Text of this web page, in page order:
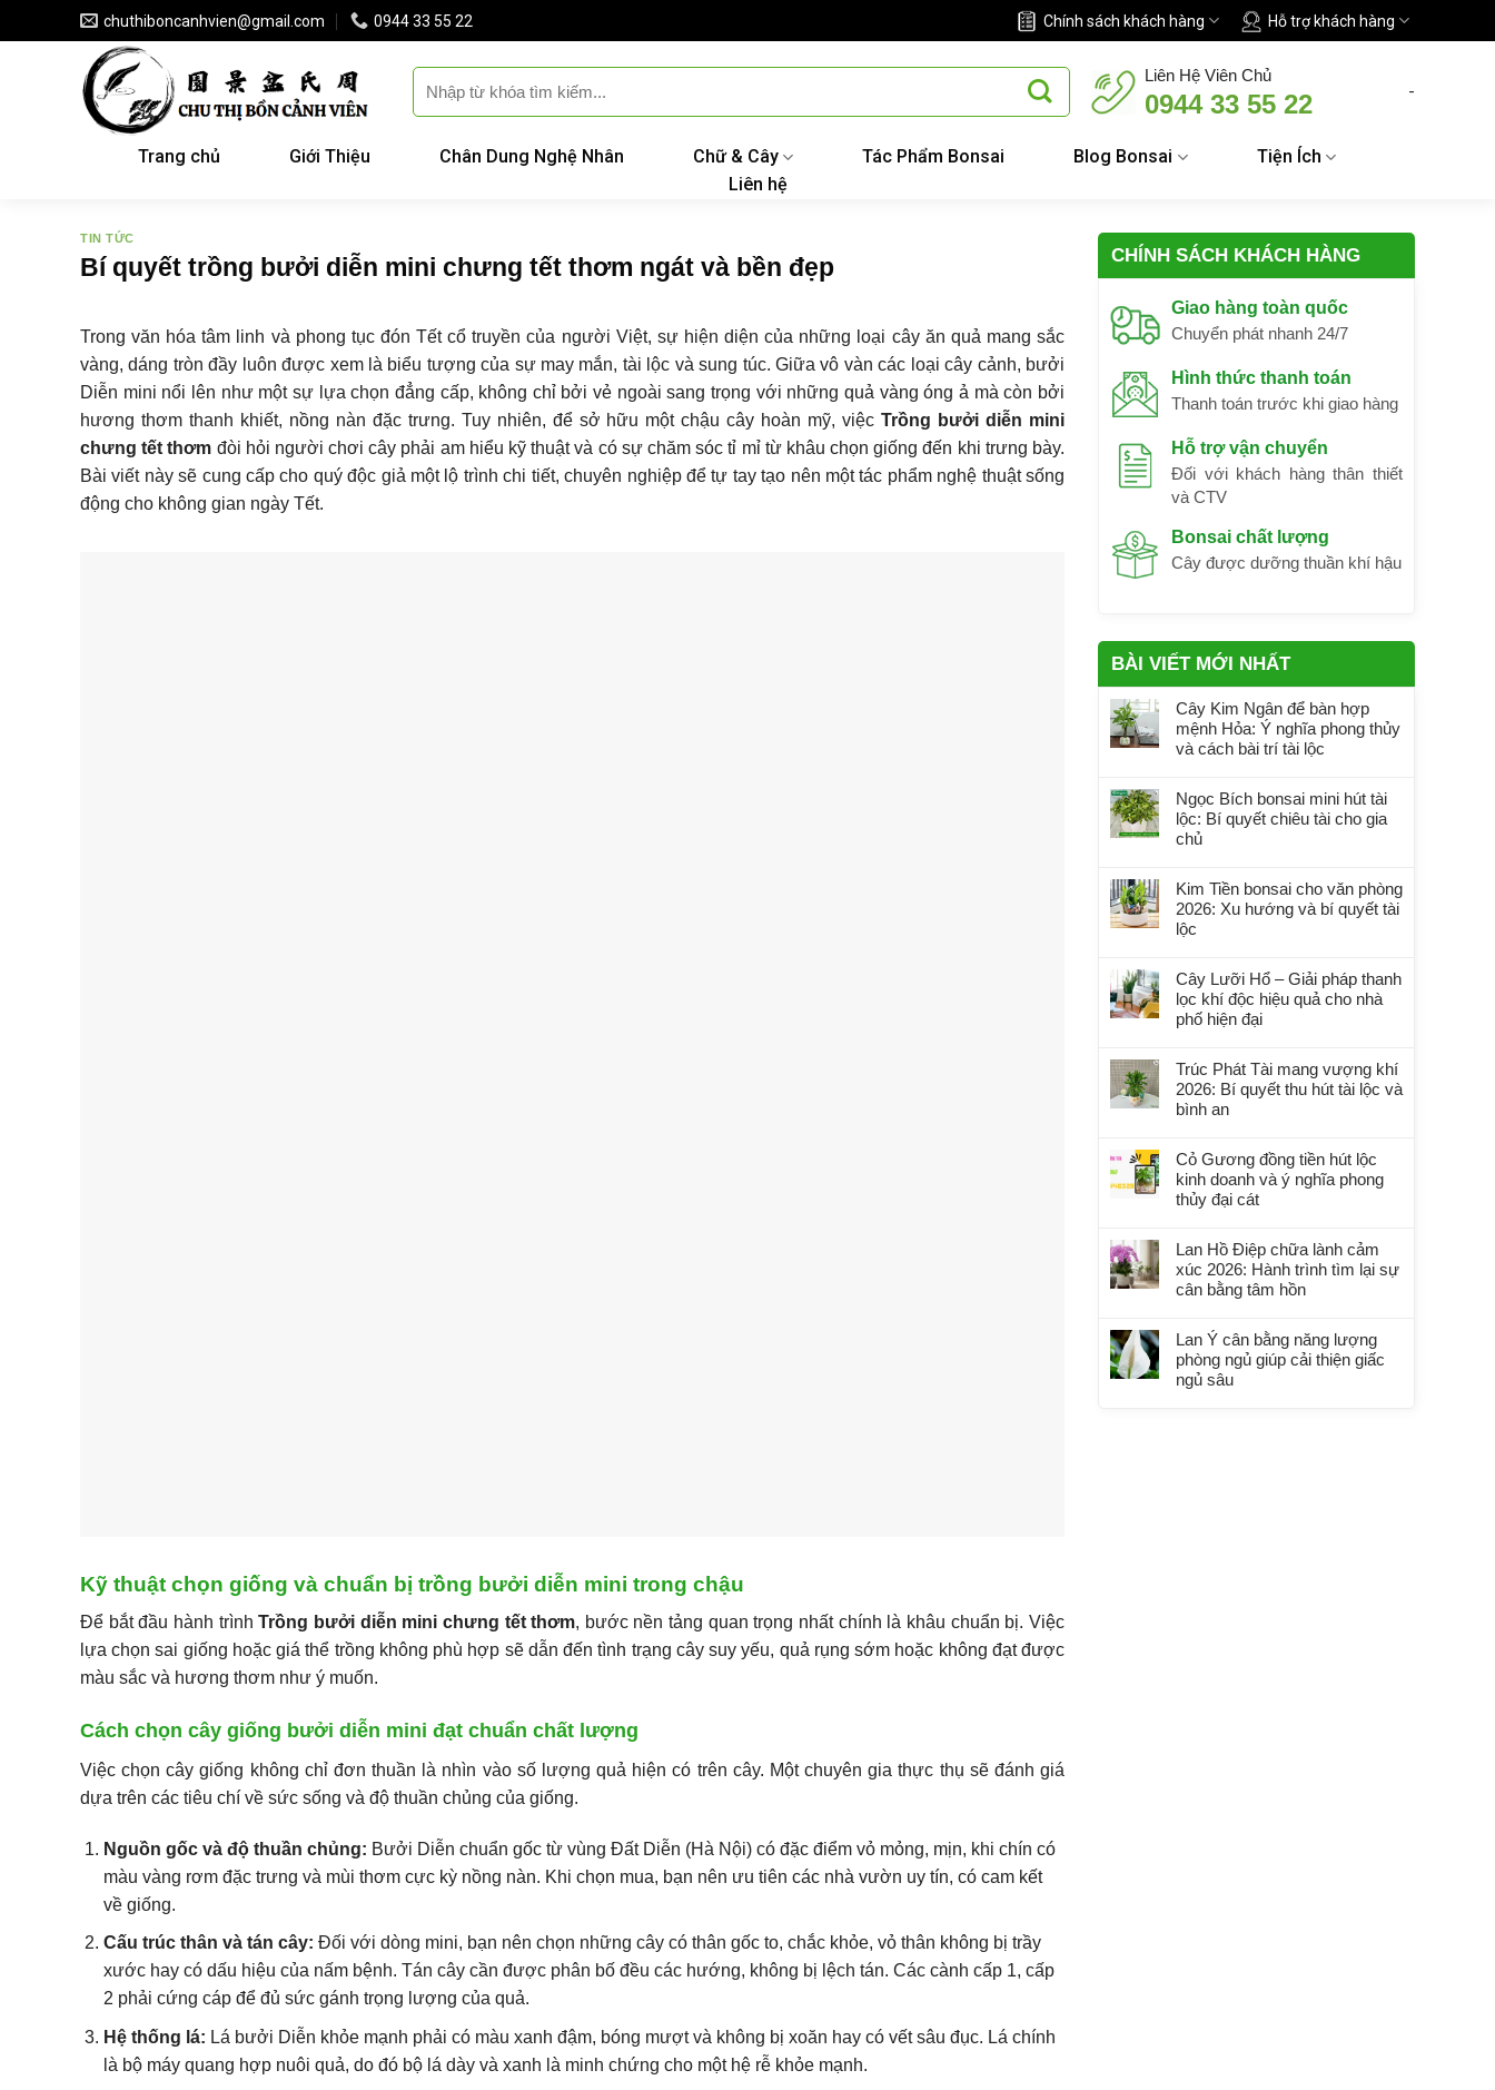
to
chuthiboncanhvien@gmail.com 0944 33 55 22 Chính sách khách hàng Hỗ trợ khách hàng
Liên Hệ Viên Chủ
0944 33 55 22 -
Trang chủ Giới Thiệu Chân Dung Nghệ Nhân Chữ & Cây Tác Phẩm Bonsai Blog Bonsai
Tiện Ích
Liên hệ
TIN TỨC
Bí quyết trồng bưởi diễn mini chưng tết thơm ngát và bền đẹp
Trong văn hóa tâm linh và phong tục đón Tết cổ truyền của người Việt, sự hiện diện của những loại cây ăn quả mang sắc
vàng, dáng tròn đầy luôn được xem là biểu tượng của sự may mắn, tài lộc và sung túc. Giữa vô vàn các loại cây cảnh, bưởi
Diễn mini nổi lên như một sự lựa chọn đẳng cấp, không chỉ bởi vẻ ngoài sang trọng với những quả vàng óng ả mà còn bởi
hương thơm thanh khiết, nồng nàn đặc trưng. Tuy nhiên, để sở hữu một chậu cây hoàn mỹ, việcTrồng bưởi diễn mini
chưng tết thơm đòi hỏi người chơi cây phải am hiểu kỹ thuật và có sự chăm sóc tỉ mỉ từ khâu chọn giống đến khi trưng bày.
Bài viết này sẽ cung cấp cho quý độc giả một lộ trình chi tiết, chuyên nghiệp để tự tay tạo nên một tác phẩm nghệ thuật sống
động cho không gian ngày Tết.
Kỹ thuật chọn giống và chuẩn bị trồng bưởi diễn mini trong chậu
Để bắt đầu hành trìnhTrồng bưởi diễn mini chưng tết thơm, bước nền tảng quan trọng nhất chính là khâu chuẩn bị. Việc
lựa chọn sai giống hoặc giá thể trồng không phù hợp sẽ dẫn đến tình trạng cây suy yếu, quả rụng sớm hoặc không đạt được
màu sắc và hương thơm như ý muốn.
Cách chọn cây giống bưởi diễn mini đạt chuẩn chất lượng
Việc chọn cây giống không chỉ đơn thuần là nhìn vào số lượng quả hiện có trên cây. Một chuyên gia thực thụ sẽ đánh giá
dựa trên các tiêu chí về sức sống và độ thuần chủng của giống.
Nguồn gốc và độ thuần chủng: Bưởi Diễn chuẩn gốc từ vùng Đất Diễn (Hà Nội) có đặc điểm vỏ mỏng, mịn, khi chín có
màu vàng rơm đặc trưng và mùi thơm cực kỳ nồng nàn. Khi chọn mua, bạn nên ưu tiên các nhà vườn uy tín, có cam kết
về giống.
Cấu trúc thân và tán cây: Đối với dòng mini, bạn nên chọn những cây có thân gốc to, chắc khỏe, vỏ thân không bị trầy
xước hay có dấu hiệu của nấm bệnh. Tán cây cần được phân bố đều các hướng, không bị lệch tán. Các cành cấp 1, cấp
2 phải cứng cáp để đủ sức gánh trọng lượng của quả.
Hệ thống lá: Lá bưởi Diễn khỏe mạnh phải có màu xanh đậm, bóng mượt và không bị xoăn hay có vết sâu đục. Lá chính
là bộ máy quang hợp nuôi quả, do đó bộ lá dày và xanh là minh chứng cho một hệ rễ khỏe mạnh.
CHÍNH SÁCH KHÁCH HÀNG
Giao hàng toàn quốc
Chuyển phát nhanh 24/7
Hình thức thanh toán
Thanh toán trước khi giao hàng
Hỗ trợ vận chuyển
Đối với khách hàng thân thiết
và CTV
Bonsai chất lượng
Cây được dưỡng thuần khí hậu
BÀI VIẾT MỚI NHẤT
Cây Kim Ngân để bàn hợp
mệnh Hỏa: Ý nghĩa phong thủy
và cách bài trí tài lộc
Ngọc Bích bonsai mini hút tài
lộc: Bí quyết chiêu tài cho gia
chủ
Kim Tiền bonsai cho văn phòng
2026: Xu hướng và bí quyết tài
lộc
Cây Lưỡi Hổ – Giải pháp thanh
lọc khí độc hiệu quả cho nhà
phố hiện đại
Trúc Phát Tài mang vượng khí
2026: Bí quyết thu hút tài lộc và
bình an
Cỏ Gương đồng tiền hút lộc
kinh doanh và ý nghĩa phong
thủy đại cát
Lan Hồ Điệp chữa lành cảm
xúc 2026: Hành trình tìm lại sự
cân bằng tâm hồn
Lan Ý cân bằng năng lượng
phòng ngủ giúp cải thiện giấc
ngủ sâu